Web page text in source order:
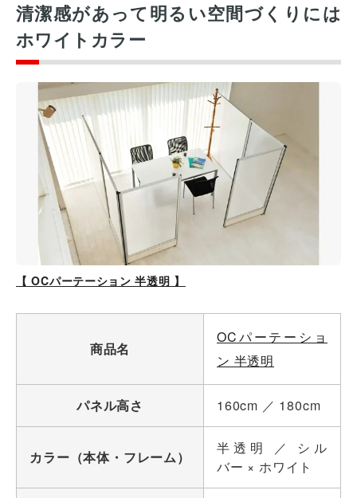
清潔感があって明るい空間づくりには
ホワイトカラー
【 OCパーテーション 半透明 】
商品名
OCパーテーショ
ン 半透明
パネル高さ 160cm ／ 180cm
カラー（本体・フレーム）
半透明 ／ シル
バー × ホワイト